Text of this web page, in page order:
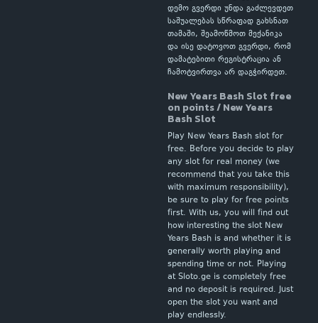
დემო გვერდი უნდა გაძლევდეთ
საშუალებას სწრაფად გახსნათ
თამაში, შეამოწმოთ მექანიკა
და ისე დატოვოთ გვერდი, რომ
დამატებითი რეგისტრაცია ან
ჩამოტვირთვა არ დაგჭირდეთ.
New Years Bash Slot free
on points / New Years
Bash Slot
Play New Years Bash slot for
free. Before you decide to play
any slot for real money (we
recommend that you take this
with maximum responsibility),
be sure to play for free points
first. With us, you will find out
how interesting the slot New
Years Bash is and whether it is
generally worth playing and
spending time or not. Playing
at Sloto.ge is completely free
and no deposit is required. Just
open the slot you want and
play endlessly.